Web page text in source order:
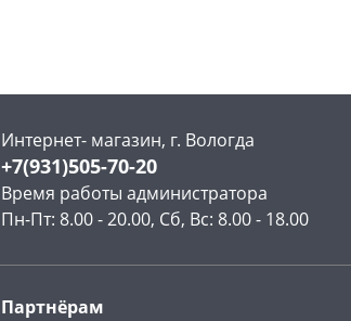
Интернет- магазин, г. Вологда
+7(931)505-70-20
Время работы администратора
Пн-Пт: 8.00 - 20.00, Сб, Вс: 8.00 - 18.00
Партнёрам
раз в 2 недели